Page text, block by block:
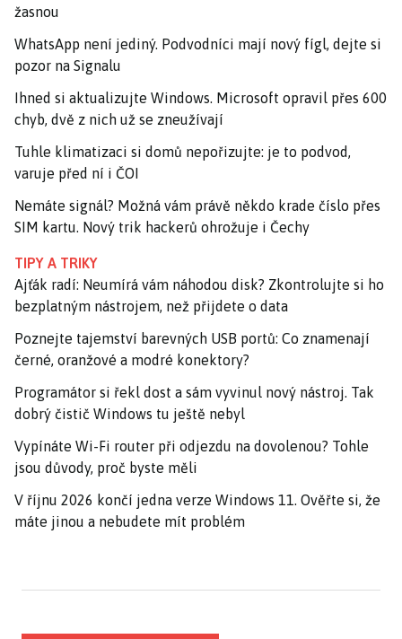
žasnou
WhatsApp není jediný. Podvodníci mají nový fígl, dejte si
pozor na Signalu
Ihned si aktualizujte Windows. Microsoft opravil přes 600
chyb, dvě z nich už se zneužívají
Tuhle klimatizaci si domů nepořizujte: je to podvod,
varuje před ní i ČOI
Nemáte signál? Možná vám právě někdo krade číslo přes
SIM kartu. Nový trik hackerů ohrožuje i Čechy
TIPY A TRIKY
Ajťák radí: Neumírá vám náhodou disk? Zkontrolujte si ho
bezplatným nástrojem, než přijdete o data
Poznejte tajemství barevných USB portů: Co znamenají
černé, oranžové a modré konektory?
Programátor si řekl dost a sám vyvinul nový nástroj. Tak
dobrý čistič Windows tu ještě nebyl
Vypínáte Wi-Fi router při odjezdu na dovolenou? Tohle
jsou důvody, proč byste měli
V říjnu 2026 končí jedna verze Windows 11. Ověřte si, že
máte jinou a nebudete mít problém